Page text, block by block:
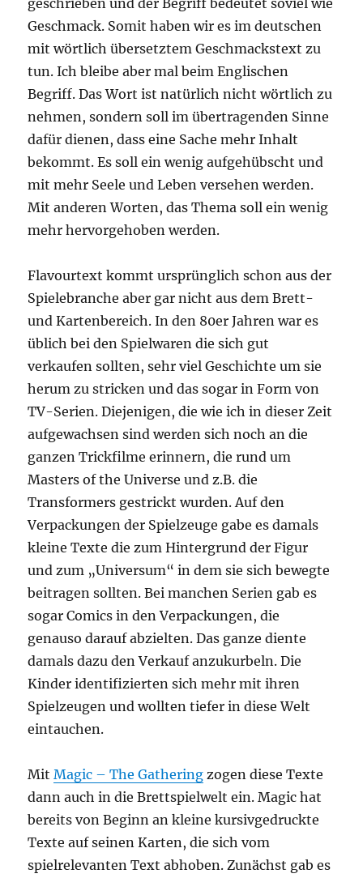
Geschmack. Somit haben wir es im deutschen
mit wörtlich übersetztem Geschmackstext zu
tun. Ich bleibe aber mal beim Englischen
Begriff. Das Wort ist natürlich nicht wörtlich zu
nehmen, sondern soll im übertragenden Sinne
dafür dienen, dass eine Sache mehr Inhalt
bekommt. Es soll ein wenig aufgehübscht und
mit mehr Seele und Leben versehen werden.
Mit anderen Worten, das Thema soll ein wenig
mehr hervorgehoben werden.
Flavourtext kommt ursprünglich schon aus der
Spielebranche aber gar nicht aus dem Brett-
und Kartenbereich. In den 80er Jahren war es
üblich bei den Spielwaren die sich gut
verkaufen sollten, sehr viel Geschichte um sie
herum zu stricken und das sogar in Form von
TV-Serien. Diejenigen, die wie ich in dieser Zeit
aufgewachsen sind werden sich noch an die
ganzen Trickfilme erinnern, die rund um
Masters of the Universe und z.B. die
Transformers gestrickt wurden. Auf den
Verpackungen der Spielzeuge gabe es damals
kleine Texte die zum Hintergrund der Figur
und zum „Universum“ in dem sie sich bewegte
beitragen sollten. Bei manchen Serien gab es
sogar Comics in den Verpackungen, die
genauso darauf abzielten. Das ganze diente
damals dazu den Verkauf anzukurbeln. Die
Kinder identifizierten sich mehr mit ihren
Spielzeugen und wollten tiefer in diese Welt
eintauchen.
MitMagic – The Gathering zogen diese Texte
dann auch in die Brettspielwelt ein. Magic hat
bereits von Beginn an kleine kursivgedruckte
Texte auf seinen Karten, die sich vom
spielrelevanten Text abhoben. Zunächst gab es